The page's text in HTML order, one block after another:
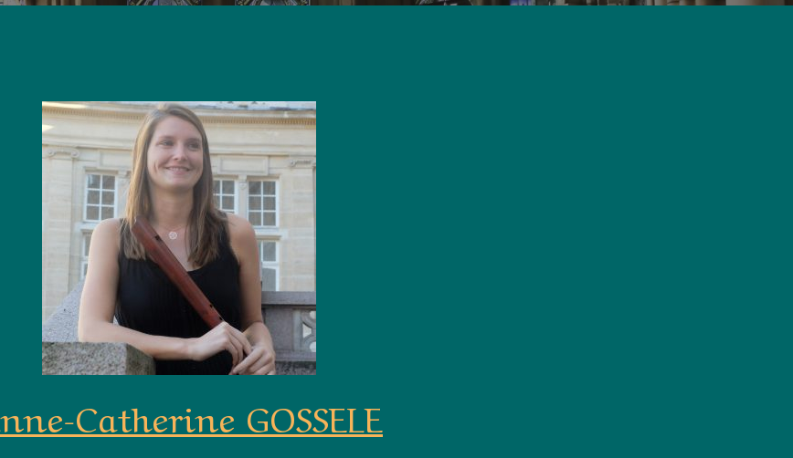
Catherine GOSSELE